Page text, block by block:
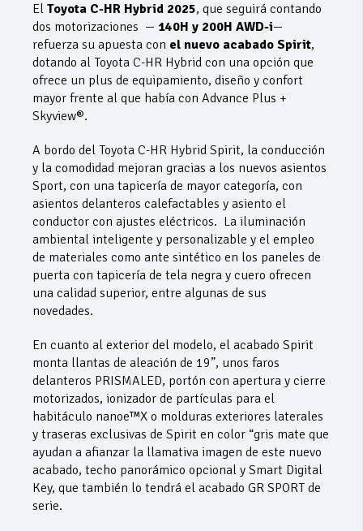
El Toyota C-HR Hybrid 2025, que seguirá contando
dos motorizaciones — 140H y 200H AWD-i—
refuerza su apuesta con el nuevo acabado Spirit,
dotando al Toyota C-HR Hybrid con una opción que
ofrece un plus de equipamiento, diseño y confort
mayor frente al que había con Advance Plus +
Skyview®.
A bordo del Toyota C-HR Hybrid Spirit, la conducción
y la comodidad mejoran gracias a los nuevos asientos
Sport, con una tapicería de mayor categoría, con
asientos delanteros calefactables y asiento el
conductor con ajustes eléctricos. La iluminación
ambiental inteligente y personalizable y el empleo
de materiales como ante sintético en los paneles de
puerta con tapicería de tela negra y cuero ofrecen
una calidad superior, entre algunas de sus
novedades.
En cuanto al exterior del modelo, el acabado Spirit
monta llantas de aleación de 19”, unos faros
delanteros PRISMALED, portón con apertura y cierre
motorizados, ionizador de partículas para el
habitáculo nanoe™X o molduras exteriores laterales
y traseras exclusivas de Spirit en color “gris mate que
ayudan a afianzar la llamativa imagen de este nuevo
acabado, techo panorámico opcional y Smart Digital
Key, que también lo tendrá el acabado GR SPORT de
serie.